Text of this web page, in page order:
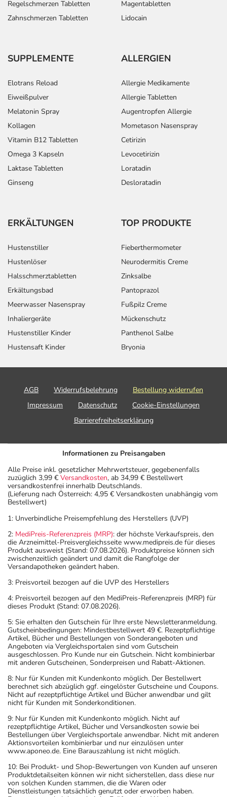
Regelschmerzen Tabletten
Zahnschmerzen Tabletten
Magentabletten
Lidocain
SUPPLEMENTE
Elotrans Reload
Eiweißpulver
Melatonin Spray
Kollagen
Vitamin B12 Tabletten
Omega 3 Kapseln
Laktase Tabletten
Ginseng
ALLERGIEN
Allergie Medikamente
Allergie Tabletten
Augentropfen Allergie
Mometason Nasenspray
Cetirizin
Levocetirizin
Loratadin
Desloratadin
ERKÄLTUNGEN
Hustenstiller
Hustenlöser
Halsschmerztabletten
Erkältungsbad
Meerwasser Nasenspray
Inhaliergeräte
Hustenstiller Kinder
Hustensaft Kinder
TOP PRODUKTE
Fieberthermometer
Neurodermitis Creme
Zinksalbe
Pantoprazol
Fußpilz Creme
Mückenschutz
Panthenol Salbe
Bryonia
AGB Widerrufsbelehrung
Bestellung widerrufen
Impressum
Datenschutz
Cookie-Einstellungen
Barrierefreiheitserklärung
Informationen zu Preisangaben
Alle Preise inkl. gesetzlicher Mehrwertsteuer, gegebenenfalls
zuzüglich 3,99 € Versandkosten, ab 34,99 € Bestellwert
versandkostenfrei innerhalb Deutschlands.
(Lieferung nach Österreich: 4,95 € Versandkosten unabhängig vom
Bestellwert)
1: Unverbindliche Preisempfehlung des Herstellers (UVP)
2: MediPreis-Referenzpreis (MRP): der höchste Verkaufspreis, den
die Arzneimittel-Preisvergleichsseite www.medipreis.de für dieses
Produkt ausweist (Stand: 07.08.2026). Produktpreise können sich
zwischenzeitlich geändert und damit die Rangfolge der
Versandapotheken geändert haben.
3: Preisvorteil bezogen auf die UVP des Herstellers
4: Preisvorteil bezogen auf den MediPreis-Referenzpreis (MRP) für
dieses Produkt (Stand: 07.08.2026).
5: Sie erhalten den Gutschein für Ihre erste Newsletteranmeldung.
Gutscheinbedingungen: Mindestbestellwert 49 €. Rezeptpflichtige
Artikel, Bücher und Bestellungen von Sonderangeboten und
Angeboten via Vergleichsportalen sind vom Gutschein
ausgeschlossen. Pro Kunde nur ein Gutschein. Nicht kombinierbar
mit anderen Gutscheinen, Sonderpreisen und Rabatt-Aktionen.
8: Nur für Kunden mit Kundenkonto möglich. Der Bestellwert
berechnet sich abzüglich ggf. eingelöster Gutscheine und Coupons.
Nicht auf rezeptpflichtige Artikel und Bücher anwendbar und gilt
nicht für Kunden mit Sonderkonditionen.
9: Nur für Kunden mit Kundenkonto möglich. Nicht auf
rezeptpflichtige Artikel, Bücher und Versandkosten sowie bei
Bestellungen über Vergleichsportale anwendbar. Nicht mit anderen
Aktionsvorteilen kombinierbar und nur einzulösen unter
www.aponeo.de. Eine Barauszahlung ist nicht möglich.
10: Bei Produkt- und Shop-Bewertungen von Kunden auf unseren
Produktdetailseiten können wir nicht sicherstellen, dass diese nur
von solchen Kunden stammen, die die Waren oder
Dienstleistungen tatsächlich genutzt oder erworben haben.